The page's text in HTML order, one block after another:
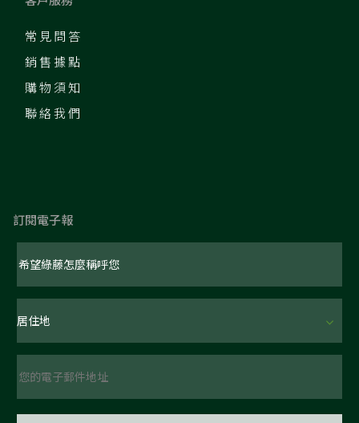
常見問答
銷售據點
購物須知
聯絡我們
訂閱電子報